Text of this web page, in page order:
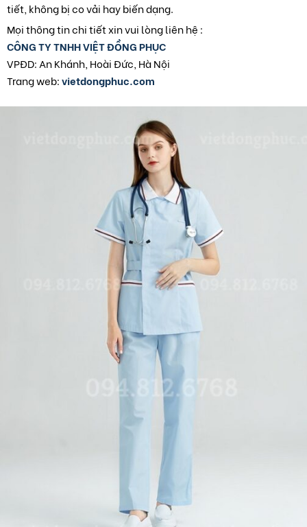
tiết, không bị co vải hay biến dạng.
Mọi thông tin chi tiết xin vui lòng liên hệ :
CÔNG TY TNHH VIỆT ĐỒNG PHỤC
VPĐD: An Khánh, Hoài Đức, Hà Nội
Trang web:vietdongphuc.com